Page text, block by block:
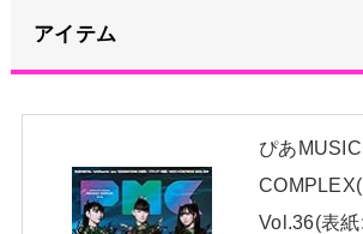
NEW!
坂46】 NEW!
本田望結、久しぶりにセクシーﾃﾞｶﾊﾟｲ投
アイテム
ぴあMUSIC
Vol.36(表